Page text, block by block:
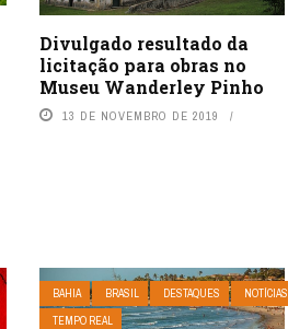
Divulgado resultado da
licitação para obras no
Museu Wanderley Pinho
13 DE NOVEMBRO DE 2019
BAHIA BRASIL DESTAQUES
NOTÍCIAS
TEMPO REAL